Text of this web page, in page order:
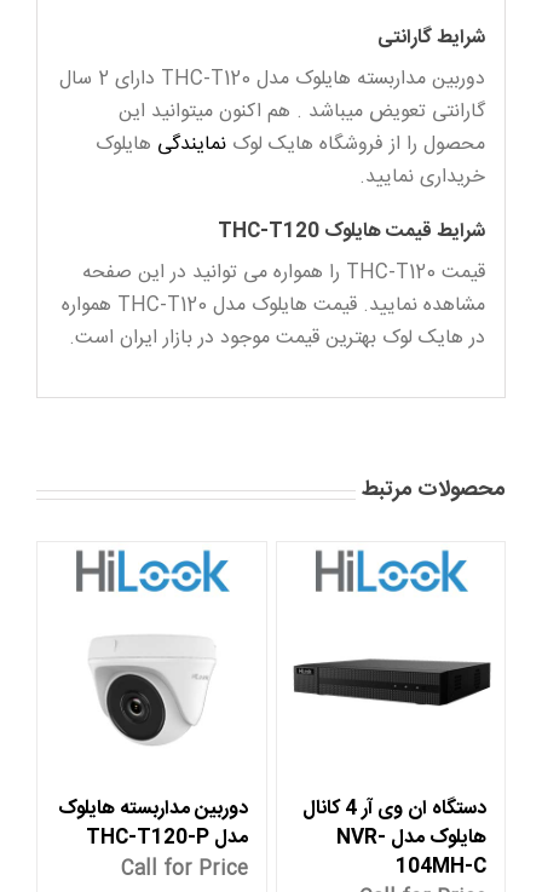
شرایط گارانتی
دوربین مداربسته هایلوک مدل THC-T120 دارای 2 سال
گارانتی تعویض میباشد . هم اکنون میتوانید این
محصول را از فروشگاه هایک لوک نمایندگی هایلوک
خریداری نمایید.
شرایط قیمت هایلوک THC-T120
قیمت THC-T120 را همواره می توانید در این صفحه
مشاهده نمایید. قیمت هایلوک مدل THC-T120 همواره
در هایک لوک بهترین قیمت موجود در بازار ایران است.
محصولات مرتبط
دستگاه ان وی آر 4 کانال
هایلوک مدل NVR-
104MH-C
دوربین مداربسته هایلوک
مدل THC-T120-P
Call for Price